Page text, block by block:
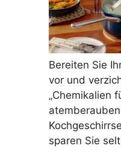
Bereiten Sie
vor und
„Chemikalien
sparen Sie